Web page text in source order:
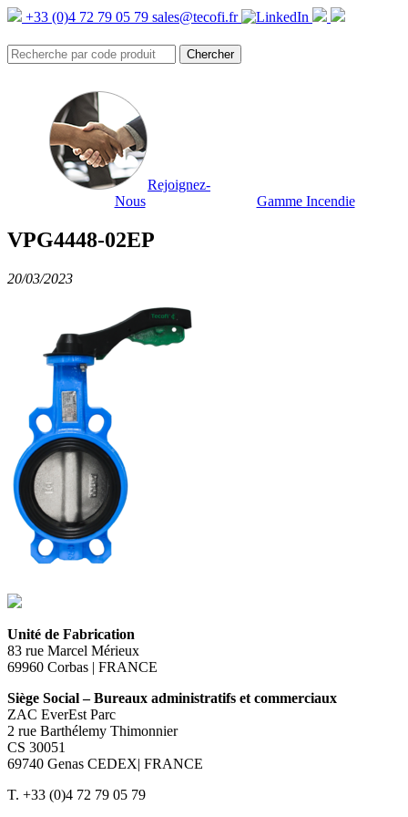
+33 (0)4 72 79 05 79 sales@tecofi.fr
Rejoignez-
Nous
Gamme Incendie
VPG4448-02EP
20/03/2023
Unité de Fabrication
83 rue Marcel Mérieux
69960 Corbas | FRANCE
Siège Social – Bureaux administratifs et commerciaux
ZAC EverEst Parc
2 rue Barthélemy Thimonnier
CS 30051
69740 Genas CEDEX| FRANCE
T. +33 (0)4 72 79 05 79